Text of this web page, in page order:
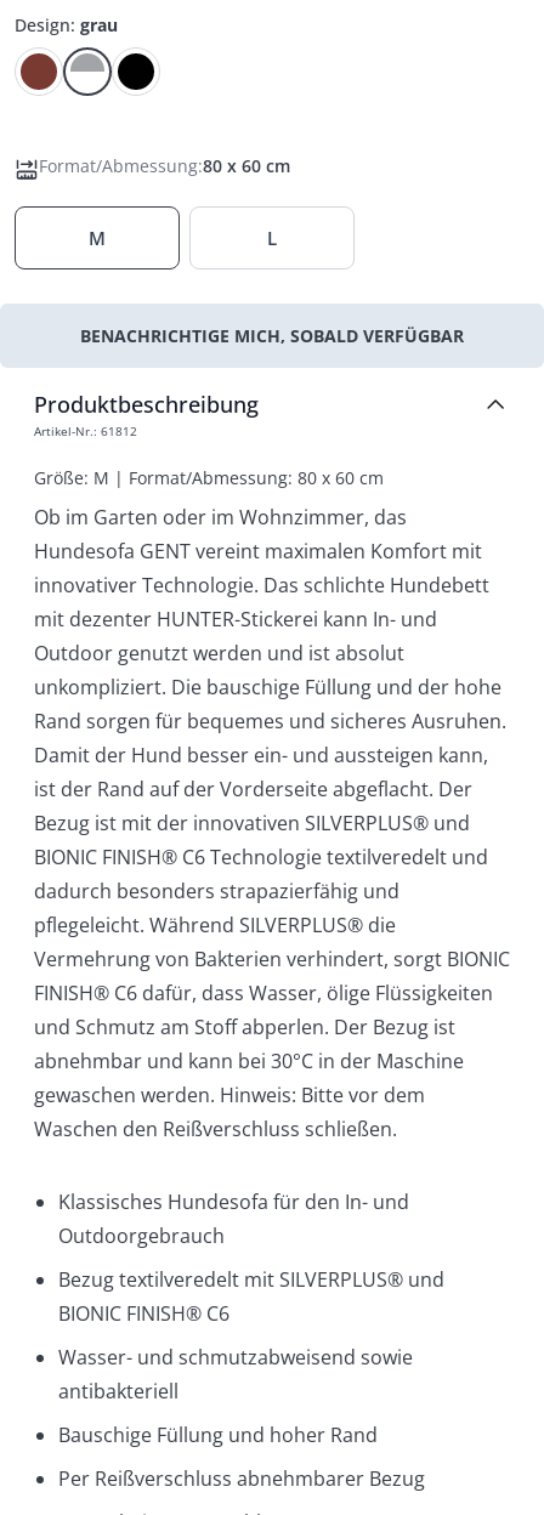
Design: grau
Format/Abmessung:80 x 60 cm
M L
BENACHRICHTIGE MICH, SOBALD VERFÜGBAR
Produktbeschreibung
Artikel-Nr.: 61812
Größe: M | Format/Abmessung: 80 x 60 cm
Ob im Garten oder im Wohnzimmer, das
Hundesofa GENT vereint maximalen Komfort mit
innovativer Technologie. Das schlichte Hundebett
mit dezenter HUNTER-Stickerei kann In- und
Outdoor genutzt werden und ist absolut
unkompliziert. Die bauschige Füllung und der hohe
Rand sorgen für bequemes und sicheres Ausruhen.
Damit der Hund besser ein- und aussteigen kann,
ist der Rand auf der Vorderseite abgeflacht. Der
Bezug ist mit der innovativen SILVERPLUS® und
BIONIC FINISH® C6 Technologie textilveredelt und
dadurch besonders strapazierfähig und
pflegeleicht. Während SILVERPLUS® die
Vermehrung von Bakterien verhindert, sorgt BIONIC
FINISH® C6 dafür, dass Wasser, ölige Flüssigkeiten
und Schmutz am Stoff abperlen. Der Bezug ist
abnehmbar und kann bei 30°C in der Maschine
gewaschen werden. Hinweis: Bitte vor dem
Waschen den Reißverschluss schließen.
Klassisches Hundesofa für den In- und
Outdoorgebrauch
Bezug textilveredelt mit SILVERPLUS® und
BIONIC FINISH® C6
Wasser- und schmutzabweisend sowie
antibakteriell
Bauschige Füllung und hoher Rand
Per Reißverschluss abnehmbarer Bezug